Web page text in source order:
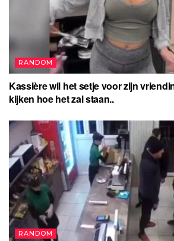
RANDOM
Kassière wil het setje voor zijn
kijken hoe het zal staan..
RANDOM